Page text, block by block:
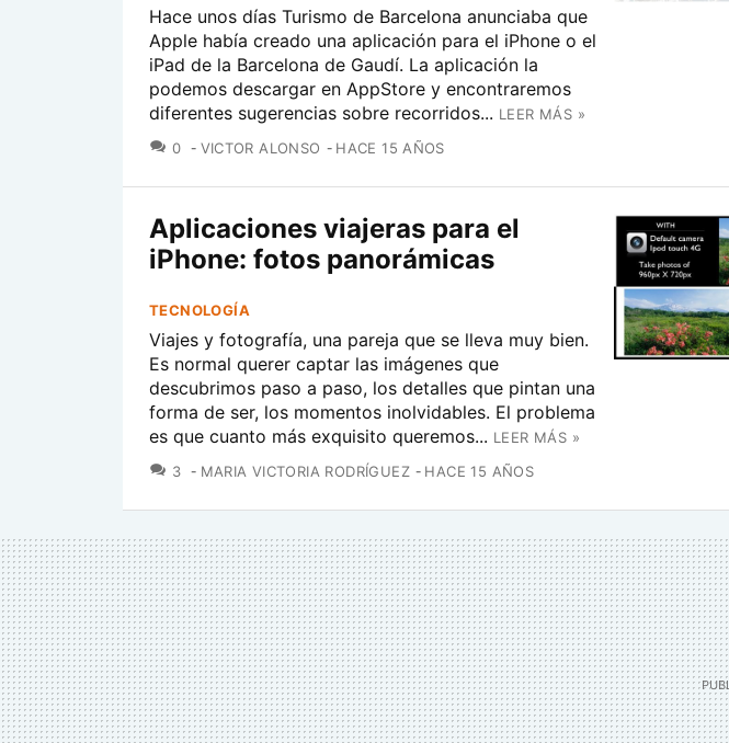
Hace unos días Turismo de Barcelona anunciaba que
Apple había creado una aplicación para el iPhone o el
iPad de la Barcelona de Gaudí. La aplicación la
podemos descargar en AppStore y encontraremos
diferentes sugerencias sobre recorridos... LEER MÁS »
0 COMENTARIOS
VICTOR ALONSO HACE 15 AÑOS
Aplicaciones viajeras para el
iPhone: fotos panorámicas
TECNOLOGÍA
Viajes y fotografía, una pareja que se lleva muy bien.
Es normal querer captar las imágenes que
descubrimos paso a paso, los detalles que pintan una
forma de ser, los momentos inolvidables. El problema
es que cuanto más exquisito queremos... LEER MÁS »
3 COMENTARIOS
MARIA VICTORIA RODRÍGUEZ HACE 15 AÑOS